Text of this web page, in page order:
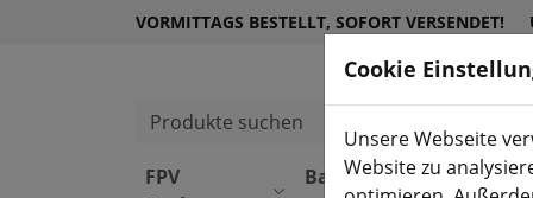
VORMITTAGS BESTELLT, SOFORT VERSENDET!
Produkte suchen
FPV
Bauteil
Equipmen
Cookie
Unsere Webseite
Website zu